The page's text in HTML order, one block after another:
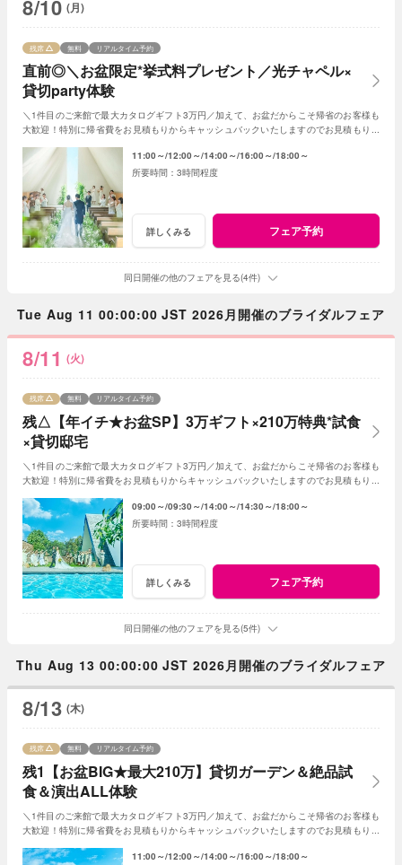
8/10 (月)
直前◎＼お盆限定*挙式料プレゼント／光チャペル×
貸切party体験
残席 無料 リアルタイム予約
＼1件目のご来館で最大カタログギフト3万円／加えて、お盆だからこそ帰省のお客様も
大歓迎！特別に帰省費をお見積もりからキャッシュバックいたしますのでお見積もり作
11:00～ 12:00～ 14:00～ 16:00～ 18:00～
3時間程度
詳しくみる フェア予約
同日開催の他のフェアを見る(4件)
Tue Aug 11 00:00:00 JST 2026月開催のブライダルフェア
8/11 (火)
残△【年イチ★お盆SP】3万ギフト×210万特典*試食
×貸切邸宅
残席 無料 リアルタイム予約
＼1件目のご来館で最大カタログギフト3万円／加えて、お盆だからこそ帰省のお客様も
大歓迎！特別に帰省費をお見積もりからキャッシュバックいたしますのでお見積もり作
09:00～ 09:30～ 14:00～ 14:30～ 18:00～
3時間程度
詳しくみる フェア予約
同日開催の他のフェアを見る(5件)
Thu Aug 13 00:00:00 JST 2026月開催のブライダルフェア
8/13 (木)
残1【お盆BIG★最大210万】貸切ガーデン＆絶品試
食＆演出ALL体験
残席 無料 リアルタイム予約
＼1件目のご来館で最大カタログギフト3万円／加えて、お盆だからこそ帰省のお客様も
大歓迎！特別に帰省費をお見積もりからキャッシュバックいたしますのでお見積もり作
11:00～ 12:00～ 14:00～ 16:00～ 18:00～